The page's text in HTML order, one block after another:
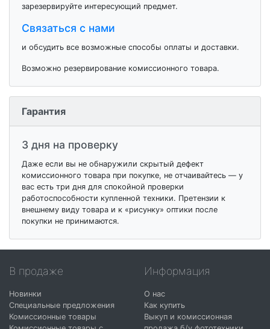
зарезервируйте интересующий предмет.
Связаться с нами
и обсудить все возможные способы оплаты и доставки.
Возможно резервирование комиссионного товара.
Гарантия
3 дня на проверку
Даже если вы не обнаружили скрытый дефект
комиссионного товара при покупке, не отчаивайтесь — у
вас есть три дня для спокойной проверки
работоспособности купленной техники. Претензии к
внешнему виду товара и к «рисунку» оптики после
покупки не принимаются.
В продаже
Новинки
Специальные предложения
Комиссионные товары
Информация
О нас
Как купить
Выкуп и комиссионная